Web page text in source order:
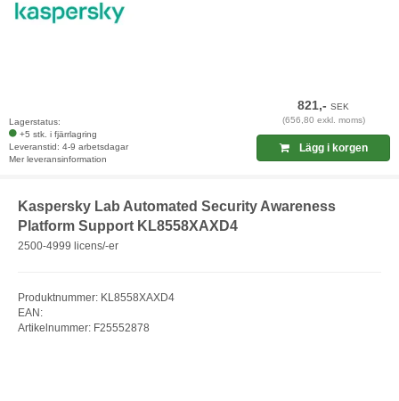
Lagerstatus:
+5 stk. i fjärrlagring
Leveranstid: 4-9 arbetsdagar
Mer leveransinformation
821,-SEK
(656,80 exkl. moms)
Lägg i korgen
Kaspersky Lab Automated Security Awareness
Platform Support KL8558XAXD4
2500-4999 licens/-er
Produktnummer: KL8558XAXD4
EAN:
Artikelnummer: F25552878